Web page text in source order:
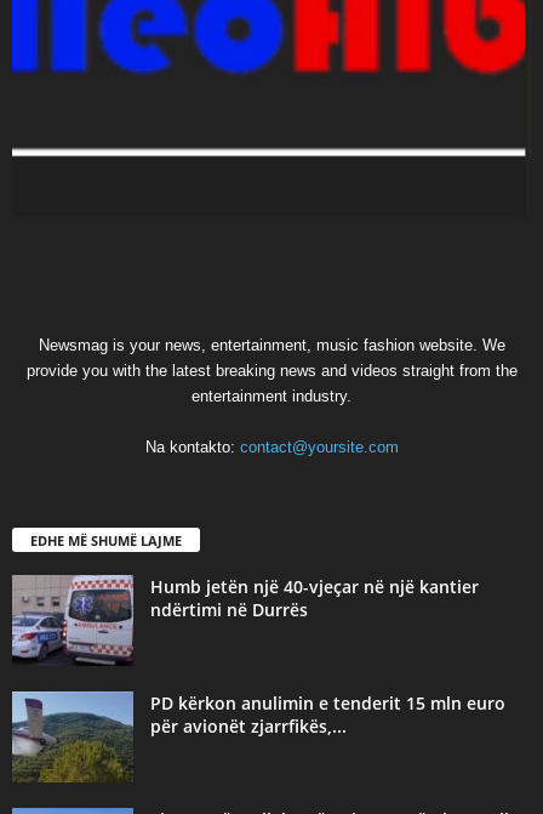
Newsmag is your news, entertainment, music fashion website. We
provide you with the latest breaking news and videos straight from the
entertainment industry.
Na kontakto: contact@yoursite.com
EDHE MË SHUMË LAJME
Humb jetën një 40-vjeçar në një kantier
ndërtimi në Durrës
PD kërkon anulimin e tenderit 15 mln euro
për avionët zjarrfikës,...